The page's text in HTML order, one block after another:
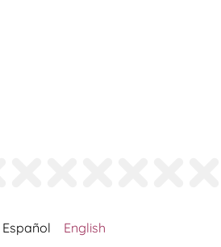
Español English